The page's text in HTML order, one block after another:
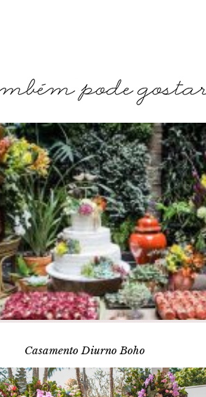
Casamento Diurno Boho